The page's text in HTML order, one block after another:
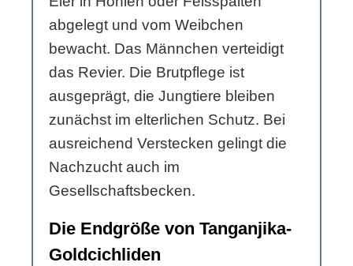
abgelegt und vom Weibchen
bewacht. Das Männchen verteidigt
das Revier. Die Brutpflege ist
ausgeprägt, die Jungtiere bleiben
zunächst im elterlichen Schutz. Bei
ausreichend Verstecken gelingt die
Nachzucht auch im
Gesellschaftsbecken.
Die Endgröße von Tanganjika-
Goldcichliden